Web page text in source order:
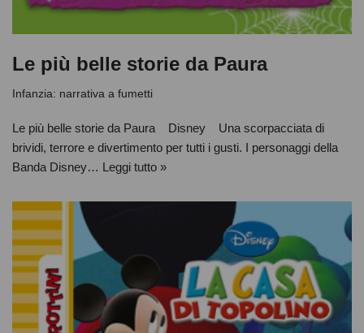
Le più belle storie da Paura
Infanzia: narrativa a fumetti
Le più belle storie da Paura Disney Una scorpacciata di
brividi, terrore e divertimento per tutti i gusti. I personaggi della
Banda Disney… Leggi tutto »